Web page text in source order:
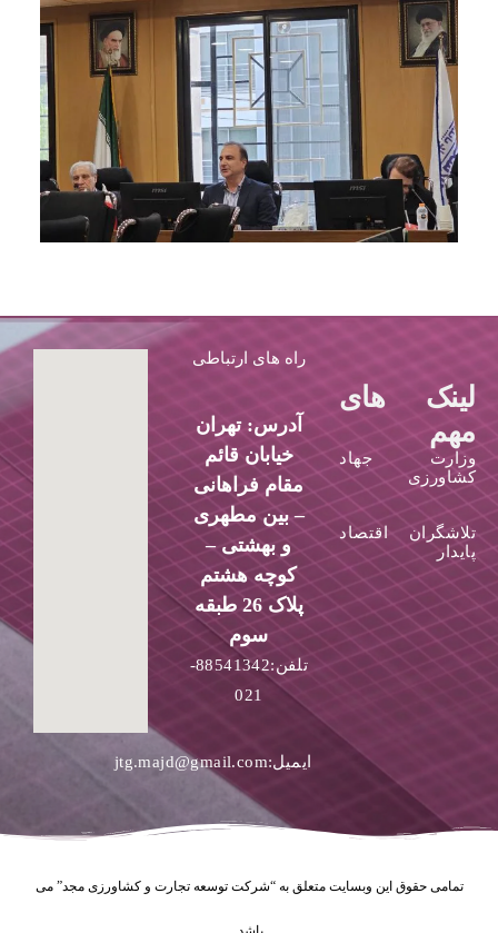
لینک های
مهم
وزارت جهاد
کشاورزی
تلاشگران اقتصاد
پایدار
راه های ارتباطی
آدرس: تهران
خیابان قائم
مقام فراهانی
– بین مطهری
و بهشتی –
کوچه هشتم
پلاک 26 طبقه
سوم
تلفن:88541342-
021
ایمیل:jtg.majd@gmail.com
تمامی حقوق این وبسایت متعلق به “شرکت توسعه تجارت و کشاورزی مجد” می